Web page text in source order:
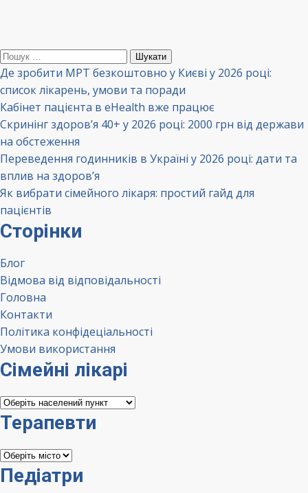
Пошук:
Де зробити МРТ безкоштовно у Києві у 2026 році:
список лікарень, умови та поради
Кабінет пацієнта в eHealth вже працює
Скринінг здоров’я 40+ у 2026 році: 2000 грн від держави
на обстеження
Переведення годинників в Україні у 2026 році: дати та
вплив на здоров’я
Як вибрати сімейного лікаря: простий гайд для
пацієнтів
Сторінки
Блог
Відмова від відповідальності
Головна
Контакти
Політика конфідеціальності
Умови використання
Сімейні лікарі
Сімейні
лікарі
Терапевти
Терапевти
Педіатри